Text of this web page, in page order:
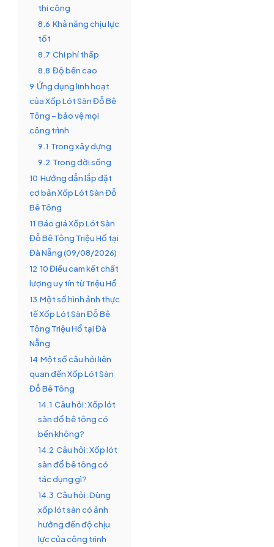
thi công
8.6 Khả năng chịu lực
tốt
8.7 Chi phí thấp
8.8 Độ bền cao
9 Ứng dụng linh hoạt
của Xốp Lót Sàn Đỗ Bê
Tông – bảo vệ mọi
công trình
9.1 Trong xây dựng
9.2 Trong đời sống
10 Hướng dẫn lắp đặt
cơ bản Xốp Lót Sàn Đỗ
Bê Tông
11 Báo giá Xốp Lót Sàn
Đỗ Bê Tông Triệu Hổ tại
Đà Nẵng (09/08/2026)
12 10 Điều cam kết chất
lượng uy tín từ Triệu Hổ
13 Một số hình ảnh thực
tế Xốp Lót Sàn Đỗ Bê
Tông Triệu Hổ tại Đà
Nẵng
14 Một số câu hỏi liên
quan đến Xốp Lót Sàn
Đỗ Bê Tông
14.1 Câu hỏi: Xốp lót
sàn đổ bê tông có
bền không?
14.2 Câu hỏi: Xốp lót
sàn đổ bê tông có
tác dụng gì?
14.3 Câu hỏi: Dùng
xốp lót sàn có ảnh
hưởng đến độ chịu
lực của công trình